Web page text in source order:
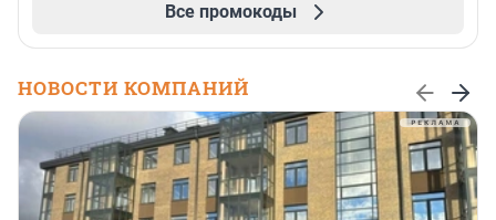
Все промокоды
НОВОСТИ КОМПАНИЙ